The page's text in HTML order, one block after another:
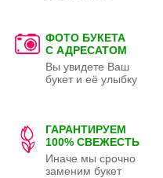
ФОТО БУКЕТА
С АДРЕСАТОМ
Вы увидете Ваш
букет и её улыбку
ГАРАНТИРУЕМ
100% СВЕЖЕСТЬ
Иначе мы срочно
заменим букет